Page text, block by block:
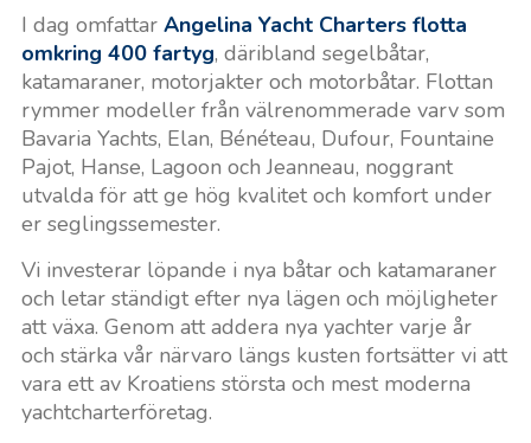
I dag omfattar Angelina Yacht Charters flotta
omkring 400 fartyg, däribland segelbåtar,
katamaraner, motorjakter och motorbåtar. Flottan
rymmer modeller från välrenommerade varv som
Bavaria Yachts, Elan, Bénéteau, Dufour, Fountaine
Pajot, Hanse, Lagoon och Jeanneau, noggrant
utvalda för att ge hög kvalitet och komfort under
er seglingssemester.
Vi investerar löpande i nya båtar och katamaraner
och letar ständigt efter nya lägen och möjligheter
att växa. Genom att addera nya yachter varje år
och stärka vår närvaro längs kusten fortsätter vi att
vara ett av Kroatiens största och mest moderna
yachtcharterföretag.